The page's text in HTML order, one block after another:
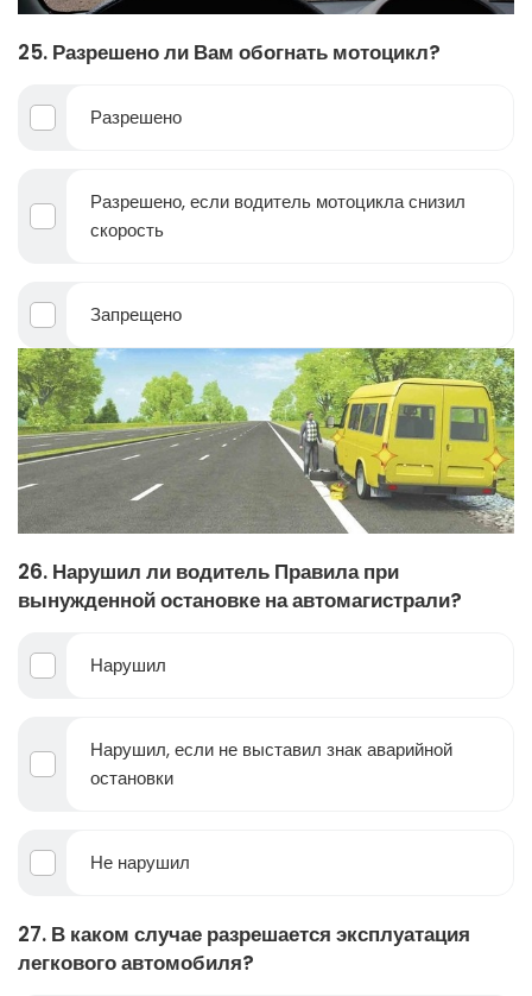
25. Разрешено ли Вам обогнать мотоцикл?
Разрешено
Разрешено, если водитель мотоцикла снизил
скорость
Запрещено
26. Нарушил ли водитель Правила при
вынужденной остановке на автомагистрали?
Нарушил
Нарушил, если не выставил знак аварийной
остановки
Не нарушил
27. В каком случае разрешается эксплуатация
легкового автомобиля?